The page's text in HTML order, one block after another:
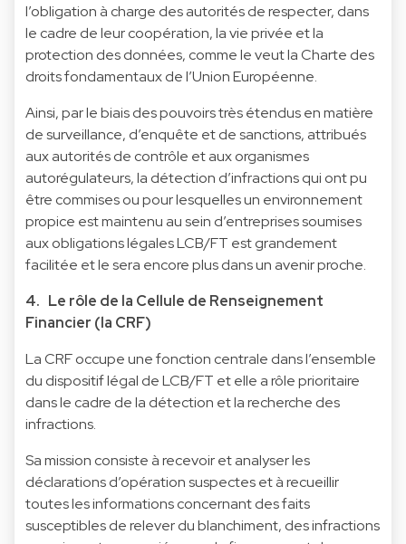
l’obligation à charge des autorités de respecter, dans
le cadre de leur coopération, la vie privée et la
protection des données, comme le veut la Charte des
droits fondamentaux de l’Union Européenne.
Ainsi, par le biais des pouvoirs très étendus en matière
de surveillance, d’enquête et de sanctions, attribués
aux autorités de contrôle et aux organismes
autorégulateurs, la détection d’infractions qui ont pu
être commises ou pour lesquelles un environnement
propice est maintenu au sein d’entreprises soumises
aux obligations légales LCB/FT est grandement
facilitée et le sera encore plus dans un avenir proche.
4. Le rôle de la Cellule de Renseignement
Financier (la CRF)
La CRF occupe une fonction centrale dans l’ensemble
du dispositif légal de LCB/FT et elle a rôle prioritaire
dans le cadre de la détection et la recherche des
infractions.
Sa mission consiste à recevoir et analyser les
déclarations d’opération suspectes et à recueillir
toutes les informations concernant des faits
susceptibles de relever du blanchiment, des infractions